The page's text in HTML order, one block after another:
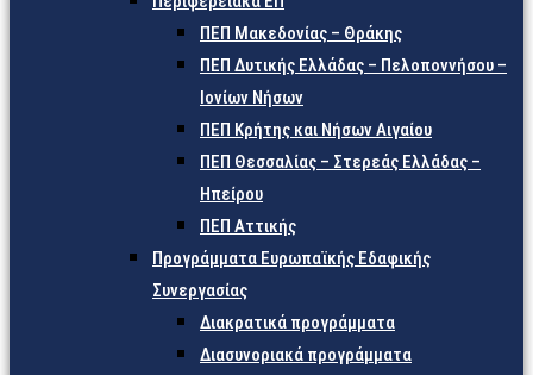
ΠΕΠ Μακεδονίας – Θράκης
ΠΕΠ Δυτικής Ελλάδας – Πελοποννήσου –
Ιονίων Νήσων
ΠΕΠ Κρήτης και Νήσων Αιγαίου
ΠΕΠ Θεσσαλίας – Στερεάς Ελλάδας –
Ηπείρου
ΠΕΠ Αττικής
Προγράμματα Ευρωπαϊκής Εδαφικής
Συνεργασίας
Διακρατικά προγράμματα
Διασυνοριακά προγράμματα